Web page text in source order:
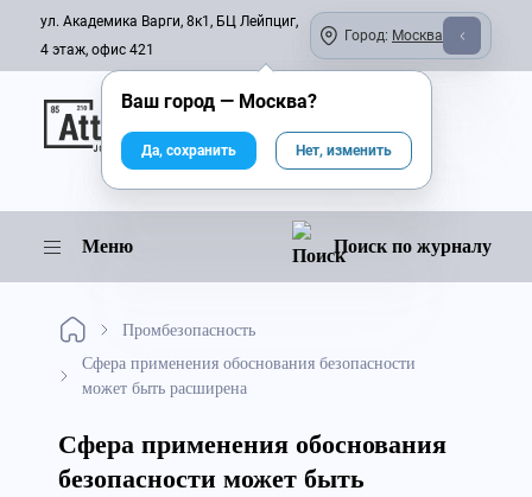
ул. Академика Варги, 8к1, БЦ Лейпциг,
4 этаж, офис 421
Город: Москва
Онлайн-журнал
Меню Поиск по журналу
Промбезопасность
Сфера применения обоснования безопасности
может быть расширена
Сфера применения обоснования
безопасности может быть
Ваш город — Москва?
Да, сохранить Нет, изменить